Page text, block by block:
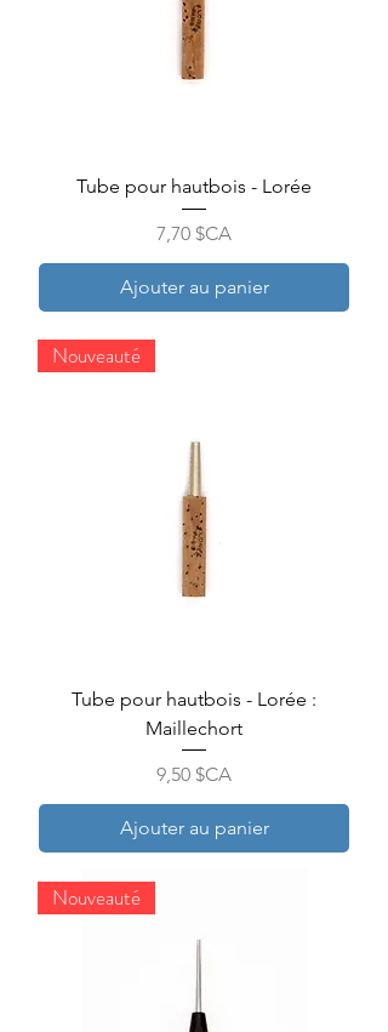
Tube pour hautbois - Lorée
Prix
7,70 $CA
Ajouter au panier
Nouveauté
Tube pour hautbois - Lorée :
Maillechort
Prix
9,50 $CA
Ajouter au panier
Nouveauté